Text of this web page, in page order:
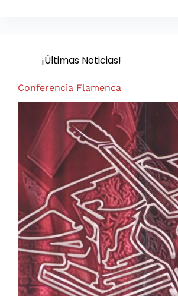
¡Últimas Noticias!
Conferencia Flamenca